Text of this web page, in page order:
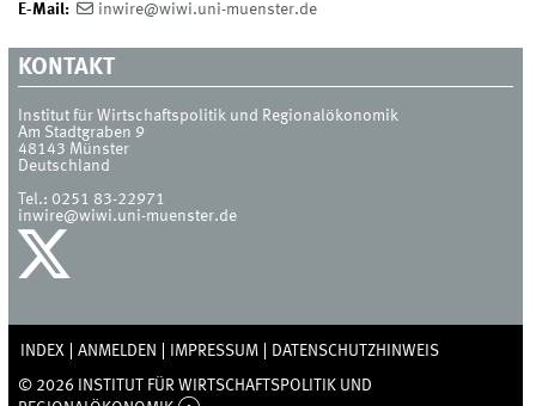
E-Mail:
inwire@wiwi.uni-muenster.de
KONTAKT
Institut für Wirtschaftspolitik und Regionalökonomik
Am Stadtgraben 9
48143 Münster
Deutschland
Tel.: 0251 83-22971
inwire@wiwi.uni-muenster.de
INDEX ANMELDEN IMPRESSUM DATENSCHUTZHINWEIS
© 2026 INSTITUT FÜR WIRTSCHAFTSPOLITIK UND